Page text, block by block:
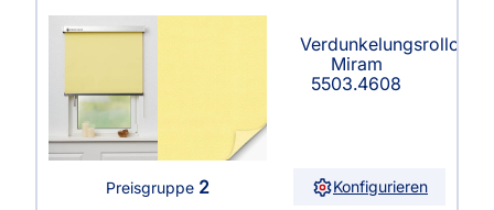
Verdunkelungsrollo
Miram
5503.4608
Preisgruppe 2 Konfigurieren